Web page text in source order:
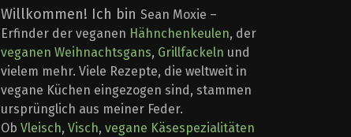
Willkommen! Ich bin Sean Moxie –
Erfinder der veganen Hähnchenkeulen, der
veganen Weihnachtsgans, Grillfackeln und
vielem mehr. Viele Rezepte, die weltweit in
vegane Küchen eingezogen sind, stammen
ursprünglich aus meiner Feder.
Ob Vleisch, Visch, vegane Käsespezialitäten